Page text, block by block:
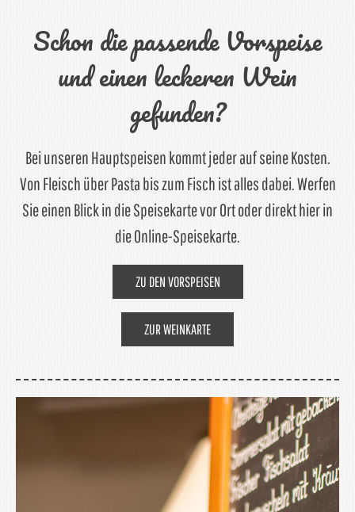
Schon die passende Vorspeise
und einen leckeren Wein
gefunden?
Bei unseren Hauptspeisen kommt jeder auf seine Kosten.
Von Fleisch über Pasta bis zum Fisch ist alles dabei. Werfen
Sie einen Blick in die Speisekarte vor Ort oder direkt hier in
die Online-Speisekarte.
ZU DEN VORSPEISEN
ZUR WEINKARTE